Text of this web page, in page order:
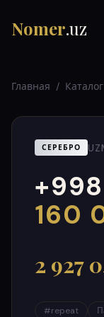
Nomer.uz
UZ УЗ
Главная / Каталог
СЕРЕБРО
160
000
999
2 927
#repeat